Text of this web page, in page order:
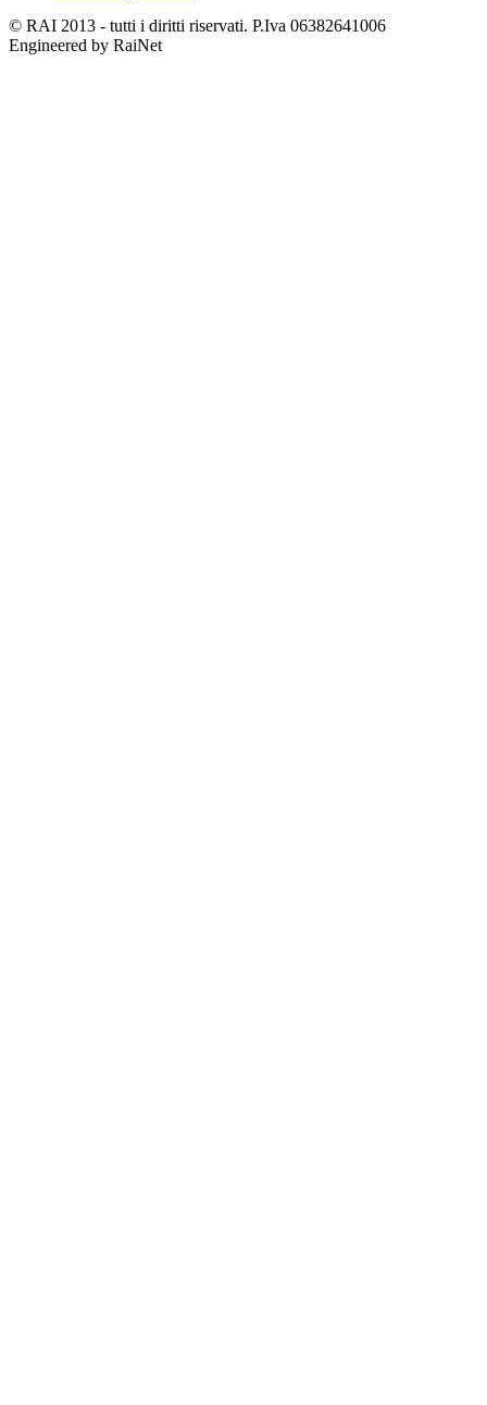
© RAI 2013 - tutti i diritti riservati. P.Iva 06382641006
Engineered by RaiNet